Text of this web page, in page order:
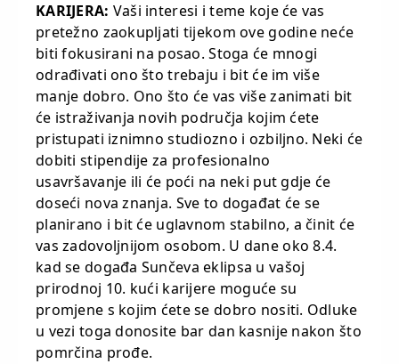
KARIJERA: Vaši interesi i teme koje će vas
pretežno zaokupljati tijekom ove godine neće
biti fokusirani na posao. Stoga će mnogi
odrađivati ono što trebaju i bit će im više
manje dobro. Ono što će vas više zanimati bit
će istraživanja novih područja kojim ćete
pristupati iznimno studiozno i ozbiljno. Neki će
dobiti stipendije za profesionalno
usavršavanje ili će poći na neki put gdje će
doseći nova znanja. Sve to događat će se
planirano i bit će uglavnom stabilno, a činit će
vas zadovoljnijom osobom. U dane oko 8.4.
kad se događa Sunčeva eklipsa u vašoj
prirodnoj 10. kući karijere moguće su
promjene s kojim ćete se dobro nositi. Odluke
u vezi toga donosite bar dan kasnije nakon što
pomrčina prođe.